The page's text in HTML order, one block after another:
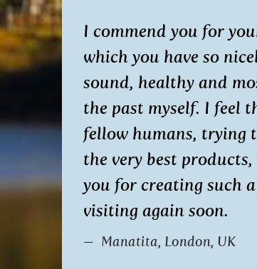
I commend you for
which you have so
sound, healthy and
the past myself. I feel
fellow humans, trying
the very best
you for creating such
visiting again soon.
Manatita, London, UK